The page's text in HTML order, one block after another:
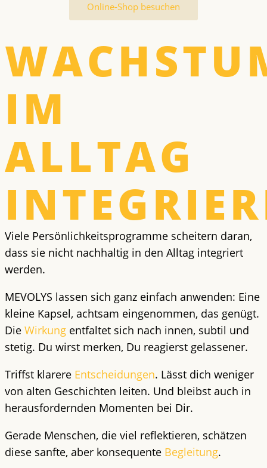
Online-Shop besuchen
IM
ALLTAG
Viele Persönlichkeitsprogramme scheitern daran,
dass sie nicht nachhaltig in den Alltag integriert
werden.
MEVOLYS lassen sich ganz einfach anwenden: Eine
kleine Kapsel, achtsam eingenommen, das genügt.
Die Wirkung entfaltet sich nach innen, subtil und
stetig. Du wirst merken, Du reagierst gelassener.
Triffst klarere Entscheidungen. Lässt dich weniger
von alten Geschichten leiten. Und bleibst auch in
herausfordernden Momenten bei Dir.
Gerade Menschen, die viel reflektieren, schätzen
diese sanfte, aber konsequente Begleitung.